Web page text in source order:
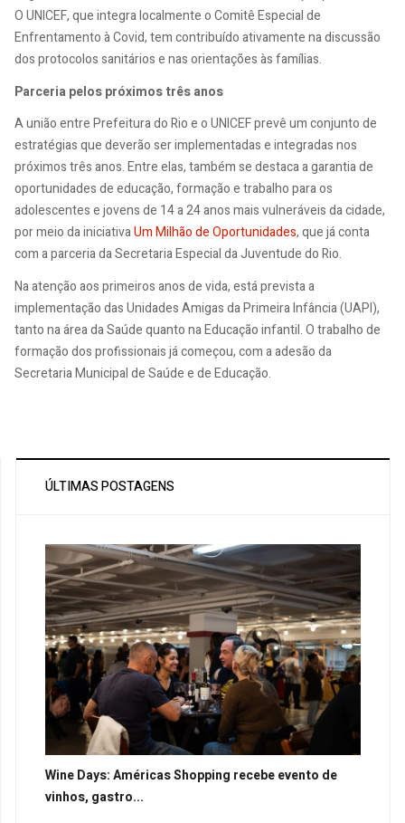
O UNICEF, que integra localmente o Comitê Especial de
Enfrentamento à Covid, tem contribuído ativamente na discussão
dos protocolos sanitários e nas orientações às famílias.
Parceria pelos próximos três anos
A união entre Prefeitura do Rio e o UNICEF prevê um conjunto de
estratégias que deverão ser implementadas e integradas nos
próximos três anos. Entre elas, também se destaca a garantia de
oportunidades de educação, formação e trabalho para os
adolescentes e jovens de 14 a 24 anos mais vulneráveis da cidade,
por meio da iniciativaUm Milhão de Oportunidades, que já conta
com a parceria da Secretaria Especial da Juventude do Rio.
Na atenção aos primeiros anos de vida, está prevista a
implementação das Unidades Amigas da Primeira Infância (UAPI),
tanto na área da Saúde quanto na Educação infantil. O trabalho de
formação dos profissionais já começou, com a adesão da
Secretaria Municipal de Saúde e de Educação.
ÚLTIMAS POSTAGENS
Wine Days: Américas Shopping recebe evento de
vinhos, gastro...